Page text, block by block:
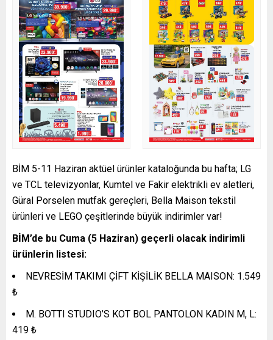
BİM 5-11 Haziran aktüel ürünler kataloğunda bu hafta; LG
ve TCL televizyonlar, Kumtel ve Fakir elektrikli ev aletleri,
Güral Porselen mutfak gereçleri, Bella Maison tekstil
ürünleri ve LEGO çeşitlerinde büyük indirimler var!
BİM’de bu Cuma (5 Haziran) geçerli olacak indirimli
ürünlerin listesi:
NEVRESİM TAKIMI ÇİFT KİŞİLİK BELLA MAISON: 1.549
₺
M. BOTTI STUDIO’S KOT BOL PANTOLON KADIN M, L:
419 ₺